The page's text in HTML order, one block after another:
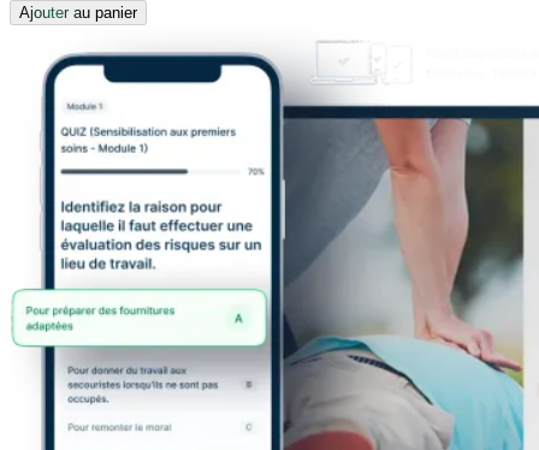
Ajouter au panier